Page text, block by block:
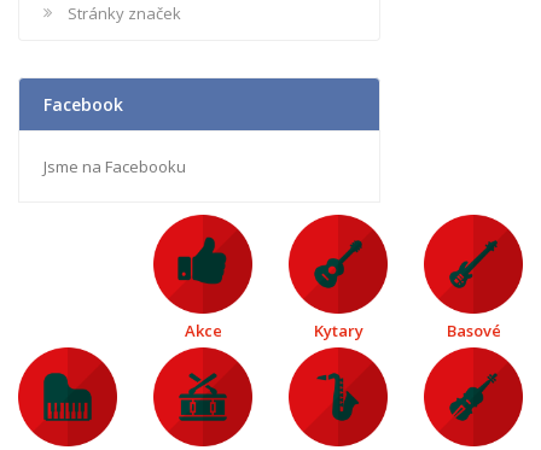
Stránky značek
Facebook
Jsme na Facebooku
Akce Kytary Basové